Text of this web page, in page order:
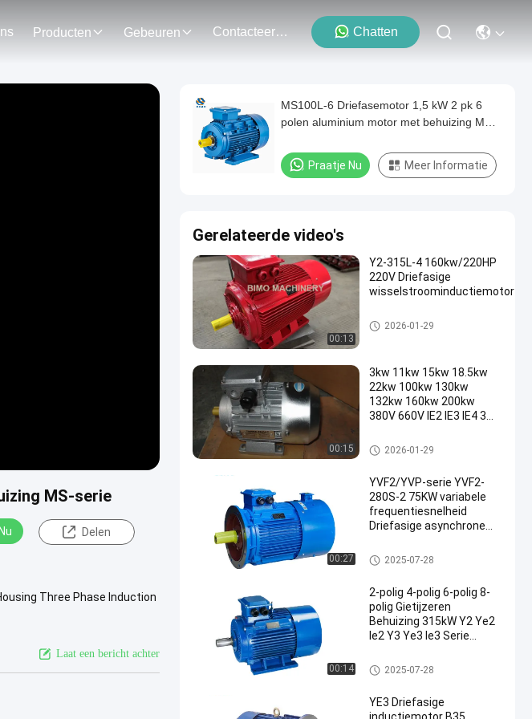
Producten Gebeuren Contacteer Ons Chatten
MS-serie
Delen
Three Phase Induction
Laat een bericht achter
MS100L-6 Driefasemotor 1,5 kW 2 pk 6
polen aluminium motor met behuizing MS-
Praatje Nu Meer Informatie
Gerelateerde video's
00:13
Y2-315L-4 160kw/220HP
220V Driefasige
wisselstroominductiemotor
motor in drie stadia
2026-01-29
00:15
3kw 11kw 15kw 18.5kw
22kw 100kw 130kw
132kw 160kw 200kw
380V 660V IE2 IE3 IE4 3
motor in drie stadia
2026-01-29
00:27
YVF2/YVP-serie YVF2-
280S-2 75KW variabele
frequentiesnelheid
Driefasige asynchrone
ac elektrische motor
2025-07-28
00:14
2-polig 4-polig 6-polig 8-
polig Gietijzeren
Behuizing 315kW Y2 Ye2
Ie2 Y3 Ye3 Ie3 Serie
Inductie AC Elektrische
Elektromotor
motor in drie stadia
2025-07-28
YE3 Driefasige